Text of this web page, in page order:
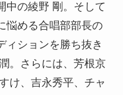
中の綾野 剛。そして
悩める合唱部部長の
ィションを勝ち抜き
。さらには、芳根京
け、吉永秀平、チャ